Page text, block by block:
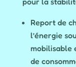
Report de
l’énergie
mobilisable
de